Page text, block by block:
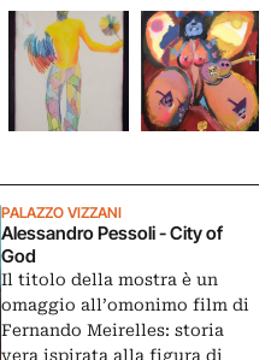
PALAZZO VIZZANI
Alessandro Pessoli - City of
God
Il titolo della mostra è un
omaggio all’omonimo film di
Fernando Meirelles: storia
vera ispirata alla figura di